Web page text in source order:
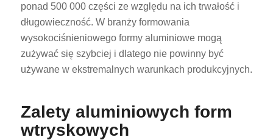
ponad 500 000 części ze względu na ich trwałość i
długowieczność. W branży formowania
wysokociśnieniowego formy aluminiowe mogą
zużywać się szybciej i dlatego nie powinny być
używane w ekstremalnych warunkach produkcyjnych.
Zalety aluminiowych form
wtryskowych